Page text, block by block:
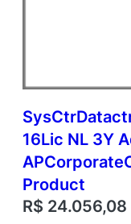
16Lic NL 3Y
Product
R$ 24.056,08